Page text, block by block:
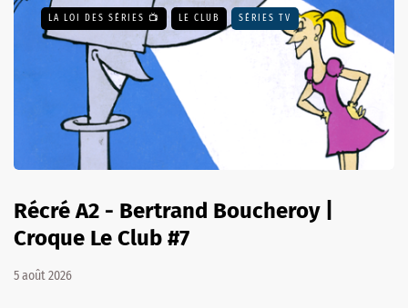
LA LOI DES SÉRIES 📺 LE CLUB SÉRIES TV
Récré A2 - Bertrand Boucheroy |
Croque Le Club #7
5 août 2026